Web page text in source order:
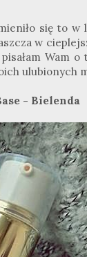
się to w
w
Wam o
ulubionych
- Bielenda